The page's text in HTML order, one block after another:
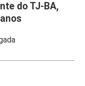
do TJ-BA,